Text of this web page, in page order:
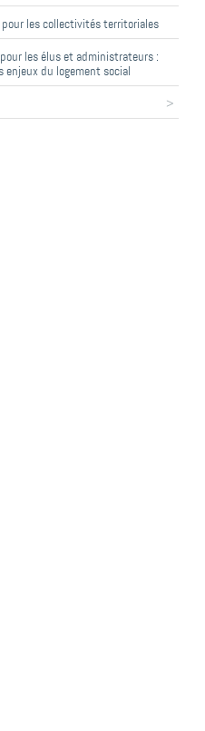
les collectivités territoriales
les élus et administrateurs :
enjeux du logement social